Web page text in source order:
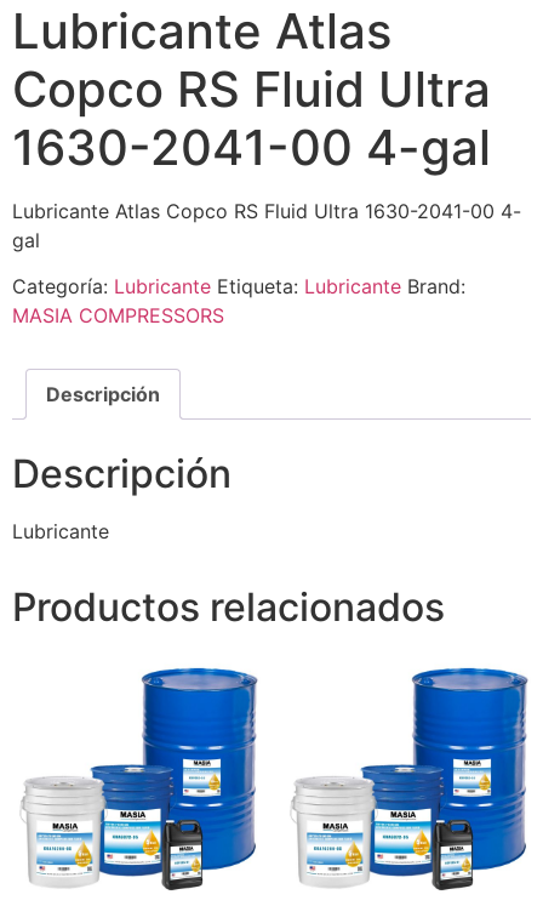
Lubricante Atlas
Copco RS Fluid Ultra
1630-2041-00 4-gal
Lubricante Atlas Copco RS Fluid Ultra 1630-2041-00 4-
gal
Categoría: Lubricante Etiqueta: Lubricante Brand:
MASIA COMPRESSORS
Descripción
Descripción
Lubricante
Productos relacionados